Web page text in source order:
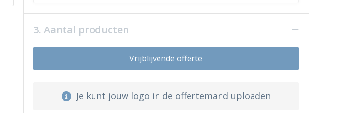
3. Aantal producten
Vrijblijvende offerte
Je kunt jouw logo in de offertemand uploaden